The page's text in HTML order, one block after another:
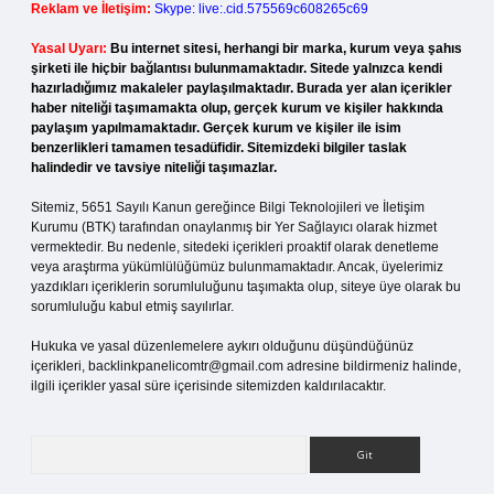
Reklam ve İletişim: Skype: live:.cid.575569c608265c69
Yasal Uyarı: Bu internet sitesi, herhangi bir marka, kurum veya şahıs
şirketi ile hiçbir bağlantısı bulunmamaktadır. Sitede yalnızca kendi
hazırladığımız makaleler paylaşılmaktadır. Burada yer alan içerikler
haber niteliği taşımamakta olup, gerçek kurum ve kişiler hakkında
paylaşım yapılmamaktadır. Gerçek kurum ve kişiler ile isim
benzerlikleri tamamen tesadüfidir. Sitemizdeki bilgiler taslak
halindedir ve tavsiye niteliği taşımazlar.
Sitemiz, 5651 Sayılı Kanun gereğince Bilgi Teknolojileri ve İletişim
Kurumu (BTK) tarafından onaylanmış bir Yer Sağlayıcı olarak hizmet
vermektedir. Bu nedenle, sitedeki içerikleri proaktif olarak denetleme
veya araştırma yükümlülüğümüz bulunmamaktadır. Ancak, üyelerimiz
yazdıkları içeriklerin sorumluluğunu taşımakta olup, siteye üye olarak bu
sorumluluğu kabul etmiş sayılırlar.
Hukuka ve yasal düzenlemelere aykırı olduğunu düşündüğünüz
içerikleri, backlinkpanelicomtr@gmail.com adresine bildirmeniz halinde,
ilgili içerikler yasal süre içerisinde sitemizden kaldırılacaktır.